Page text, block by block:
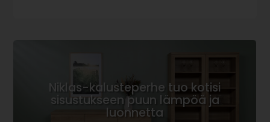
Niklas-kalusteperhe tuo kotisi
sisustukseen puun lämpöä ja
luonnetta